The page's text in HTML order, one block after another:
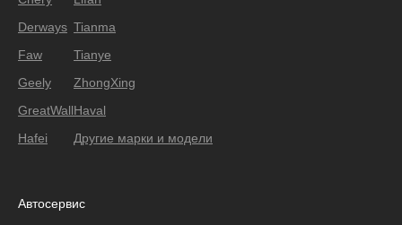
Derways
Faw
Geely
GreatWall
Hafei
Tianma
Tianye
ZhongXing
Haval
Другие марки и модели
Автосервис